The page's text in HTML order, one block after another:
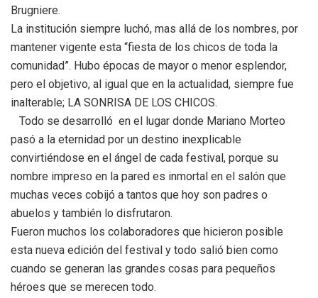
Brugniere.
La institución siempre luchó, mas allá de los nombres, por
mantener vigente esta “fiesta de los chicos de toda la
comunidad”. Hubo épocas de mayor o menor esplendor,
pero el objetivo, al igual que en la actualidad, siempre fue
inalterable; LA SONRISA DE LOS CHICOS.
Todo se desarrolló en el lugar donde Mariano Morteo
pasó a la eternidad por un destino inexplicable
convirtiéndose en el ángel de cada festival, porque su
nombre impreso en la pared es inmortal en el salón que
muchas veces cobijó a tantos que hoy son padres o
abuelos y también lo disfrutaron.
Fueron muchos los colaboradores que hicieron posible
esta nueva edición del festival y todo salió bien como
cuando se generan las grandes cosas para pequeños
héroes que se merecen todo.